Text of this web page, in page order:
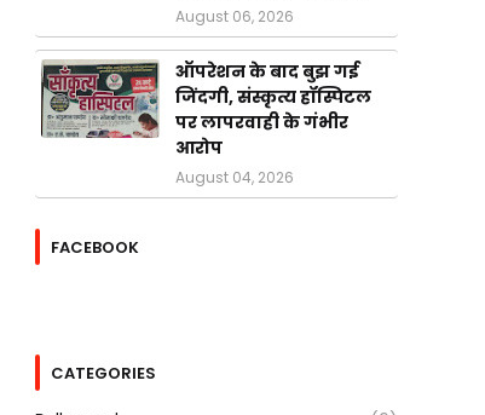
August 06, 2026
ऑपरेशन के बाद बुझ गई
जिंदगी, संस्कृत्य हॉस्पिटल
पर लापरवाही के गंभीर
आरोप
August 04, 2026
FACEBOOK
CATEGORIES